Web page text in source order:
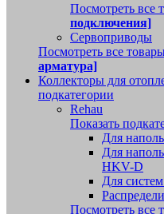
Посмотреть все
подключения]
Сервоприводы
Посмотреть все
арматура]
Коллекторы для
подкатегории
Rehau
Показать
Для
Для
HKV-D
Для
Посмотреть все